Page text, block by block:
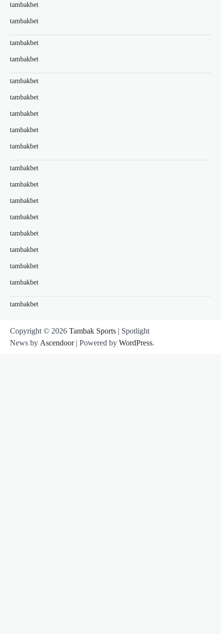
tambakbet
tambakbet
tambakbet
tambakbet
tambakbet
tambakbet
tambakbet
tambakbet
tambakbet
tambakbet
tambakbet
tambakbet
tambakbet
tambakbet
tambakbet
tambakbet
tambakbet
tambakbet
Copyright © 2026 Tambak Sports | Spotlight
News by Ascendoor| Powered by WordPress.